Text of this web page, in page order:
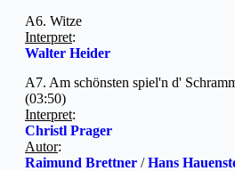
A6. Witze
Interpret:
Walter Heider
A7. Am schönsten spiel'n d'
(03:50)
Interpret:
Christl Prager
Autor:
Raimund Brettner /Hans